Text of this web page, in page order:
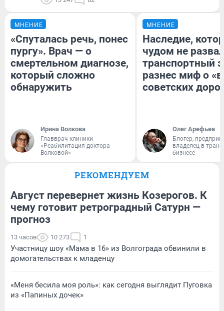
МНЕНИЕ
«Спуталась речь, понес
пургу». Врач — о
смертельном диагнозе,
который сложно
обнаружить
Ирина Волкова
Главврач клиники
«Реабилитация доктора
Волковой»
МНЕНИЕ
Наследие,
чудом не
транспортный
разнес миф о
советских
Олег Арефьев
Блогер,
владелец в
бизнесе
РЕКОМЕНДУЕМ
Август перевернет жизнь Козерогов. К
чему готовит ретроградный Сатурн —
прогноз
13 часов 10 273 1
Участницу шоу «Мама в 16» из Волгограда обвинили в
домогательствах к младенцу
«Меня бесила моя роль»: как сегодня выглядит Пуговка
из «Папиных дочек»